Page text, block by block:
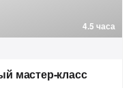
4.5 часа
мастер-класс